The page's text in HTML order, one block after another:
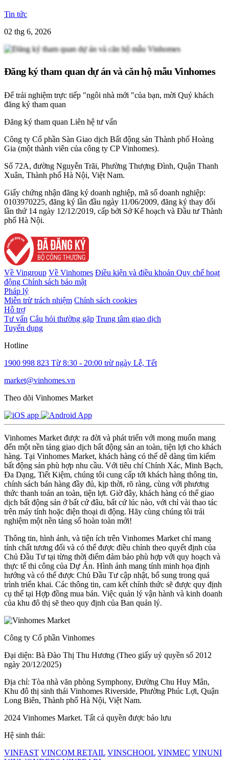
Tin tức
02 thg 6, 2026
Đăng ký tham quan dự án và căn hộ mẫu Vinhomes
Để trải nghiệm trực tiếp "ngôi nhà mới "của bạn, mời Quý khách
đăng ký tham quan
Đăng ký tham quan Liên hệ tư vấn
Công ty Cổ phần Sàn Giao dịch Bất động sản Thành phố Hoàng
Gia (một thành viên của công ty CP Vinhomes).
Số 72A, đường Nguyễn Trãi, Phường Thượng Đình, Quận Thanh
Xuân, Thành phố Hà Nội, Việt Nam.
Giấy chứng nhận đăng ký doanh nghiệp, mã số doanh nghiệp:
0103970225, đăng ký lần đầu ngày 11/06/2009, đăng ký thay đổi
lần thứ 14 ngày 12/12/2019, cấp bởi Sở Kế hoạch và Đầu tư Thành
phố Hà Nội.
Về Vingroup Về Vinhomes Điều kiện và điều khoản Quy chế hoạt
động Chính sách bảo mật
Pháp lý
Miễn trừ trách nhiệm Chính sách cookies
Hỗ trợ
Tư vấn Câu hỏi thường gặp Trung tâm giao dịch
Tuyển dụng
Hotline
1900 998 823 Từ 8:30 - 20:00 trừ ngày Lễ, Tết
market@vinhomes.vn
Theo dõi Vinhomes Market
Vinhomes Market được ra đời và phát triển với mong muốn mang
đến một nền tảng giao dịch bất động sản an toàn, tiện lợi cho khách
hàng. Tại Vinhomes Market, khách hàng có thể dễ dàng tìm kiếm
bất động sản phù hợp nhu cầu. Với tiêu chí Chính Xác, Minh Bạch,
Đa Dạng, Tiết Kiệm, chúng tôi cung cấp tới khách hàng thông tin,
chính sách bán hàng đầy đủ, kịp thời, rõ ràng, cùng với phương
thức thanh toán an toàn, tiện lợi. Giờ đây, khách hàng có thể giao
dịch bất động sản ở bất cứ đâu, bất cứ lúc nào, với chỉ vài thao tác
trên máy tính hoặc điện thoại di động. Hãy cùng chúng tôi trải
nghiệm một nền tảng số hoàn toàn mới!
Thông tin, hình ảnh, và tiện ích trên Vinhomes Market chỉ mang
tính chất tương đối và có thể được điều chỉnh theo quyết định của
Chủ Đầu Tư tại từng thời điểm đảm bảo phù hợp với quy hoạch và
thực tế thi công của Dự Án. Hình ảnh mang tính minh họa định
hướng và có thể được Chủ Đầu Tư cập nhật, bổ sung trong quá
trình triển khai. Các thông tin, cam kết chính thức sẽ được quy định
cụ thể tại Hợp đồng mua bán. Việc quản lý vận hành và kinh doanh
của khu đô thị sẽ theo quy định của Ban quản lý.
Công ty Cổ phần Vinhomes
Đại diện: Bà Đào Thị Thu Hương (Theo giấy uỷ quyền số 2012
ngày 20/12/2025)
Địa chỉ: Tòa nhà văn phòng Symphony, Đường Chu Huy Mân,
Khu đô thị sinh thái Vinhomes Riverside, Phường Phúc Lợi, Quận
Long Biên, Thành phố Hà Nội, Việt Nam.
2024 Vinhomes Market. Tất cả quyền được bảo lưu
Hệ sinh thái:
VINFAST VINCOM RETAIL VINSCHOOL VINMEC VINUNI